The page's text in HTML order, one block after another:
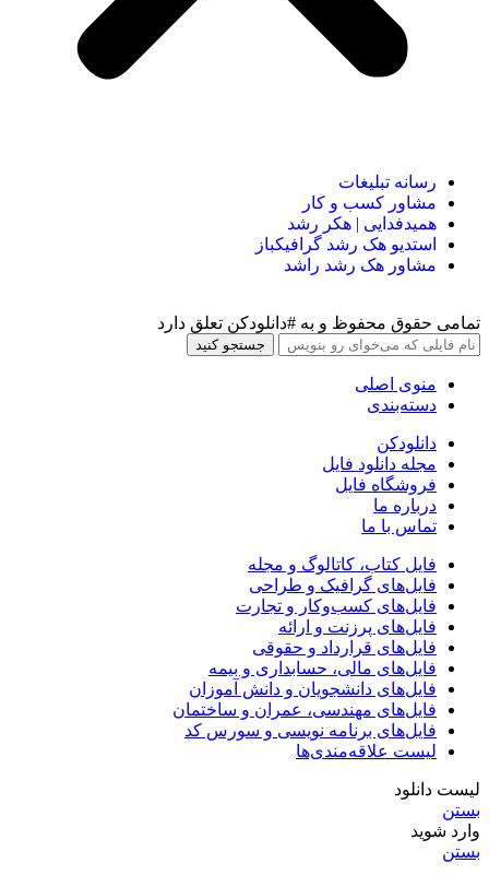
رسانه تبلیغات
مشاور کسب و کار
همیدفدایی | هکر رشد
استدیو هک رشد گرافیکباز
مشاور هک رشد راشد
تمامی حقوق محفوظ و به #دانلودکن تعلق دارد
جستجو کنید
منوی اصلی
دسته‌بندی
دانلودکن
مجله دانلود فایل
فروشگاه فایل
درباره ما
تماس با ما
فایل کتاب، کاتالوگ و مجله
فایل‌های گرافیک و طراحی
فایل‌های کسب‌وکار و تجارت
فایل‌های پرزنت و ارائه
فایل‌های قرارداد و حقوقی
فایل‌های مالی، حسابداری و بیمه
فایل‌های دانشجویان و دانش آموزان
فایل‌های مهندسی، عمران و ساختمان
فایل‌های برنامه نویسی و سورس کد
لیست علاقه‌مندی‌ها
لیست دانلود
بستن
وارد شوید
بستن